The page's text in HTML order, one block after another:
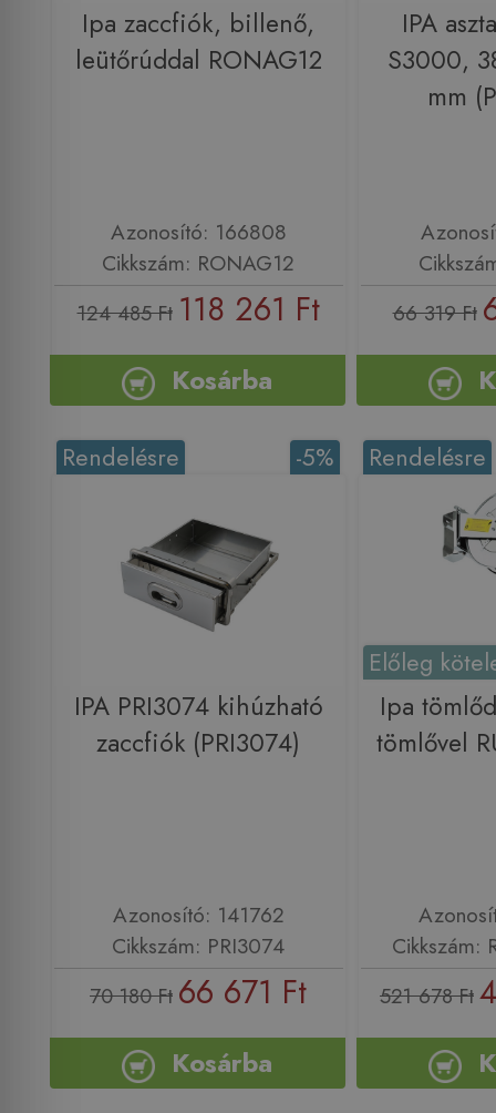
Ipa zaccfiók, billenő,
leütőrúddal RONAG12
Azonosító: 166808
Cikkszám: RONAG12
124 485 Ft 118 261 Ft
Kosárba
IPA
S3000,
mm
66 319 Ft
-5%
Rendelésre
IPA PRI3074 kihúzható
zaccfiók (PRI3074)
Azonosító: 141762
Cikkszám: PRI3074
70 180 Ft 66 671 Ft
Kosárba
Rendelésre
Előleg
Ipa
tömlővel
Cikkszám:
521 678 Ft